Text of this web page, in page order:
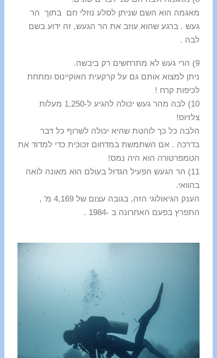
מאגמה הוא השם שניתן לסלע נוזלי חם בתוך הר
געש . ברגע שהוא עוזב את הר הגעש, זה ידוע בשם
לבה .
9) הרי געש לא מתרחשים רק ביבשה.
ניתן למצוא אותם גם על קרקעית האוקיינוס ​​ומתחת
לכיפות קרח !
10) לבה מהר געש יכולה להגיע ל-1,250 מעלות
צלזיוס!
הלבה כל כך לוהטת שהיא יכולה לשרוף כל דבר
בדרכה . אם השתמשת במדחום זכוכית כדי למדוד את
הטמפרטורה הוא היה נמס!
11) הר הגעש הפעיל הגדול בעולם הוא מאונה לואה
בהוואי.
הענק הגיאולוגי הזה, בגובה עצום של 4,169 מ' ,
התפרץ בפעם האחרונה ב -1984 .